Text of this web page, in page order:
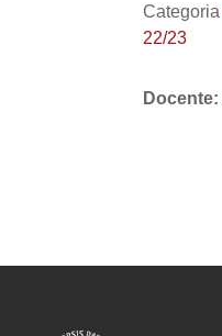
Categoria
22/23
Docente: